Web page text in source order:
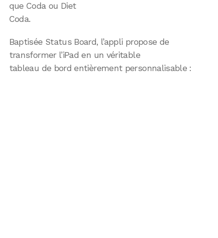
que Coda ou Diet
Coda.
Baptisée Status Board, l’appli propose de
transformer l’iPad en un véritable
tableau de bord entièrement personnalisable :